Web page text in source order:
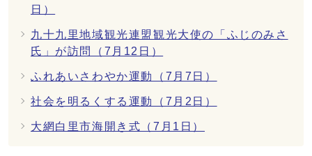
日）
九十九里地域観光連盟観光大使の「ふじのみさ
氏」が訪問（7月12日）
ふれあいさわやか運動（7月7日）
社会を明るくする運動（7月2日）
大網白里市海開き式（7月1日）